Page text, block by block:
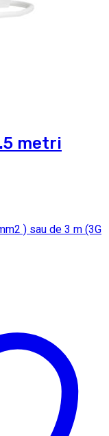
metri
) sau de 3 m (3G